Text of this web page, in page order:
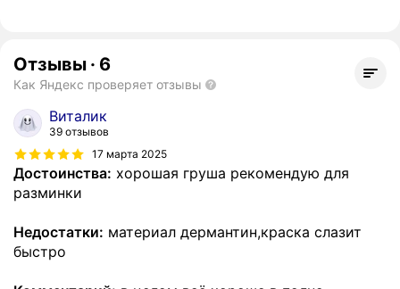
Отзывы · 6
Как Яндекс проверяет отзывы
Виталик
39 отзывов
17 марта 2025
Достоинства: хорошая груша рекомендую для
разминки
Недостатки: материал дермантин,краска слазит
быстро